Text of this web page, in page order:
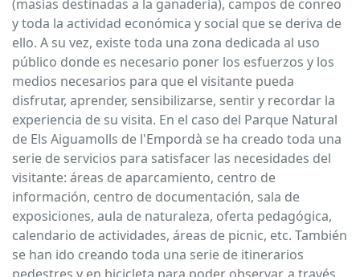
(masías destinadas a la ganadería), campos de conreo
y toda la actividad económica y social que se deriva de
ello. A su vez, existe toda una zona dedicada al uso
público donde es necesario poner los esfuerzos y los
medios necesarios para que el visitante pueda
disfrutar, aprender, sensibilizarse, sentir y recordar la
experiencia de su visita. En el caso del Parque Natural
de Els Aiguamolls de l'Empordà se ha creado toda una
serie de servicios para satisfacer las necesidades del
visitante: áreas de aparcamiento, centro de
información, centro de documentación, sala de
exposiciones, aula de naturaleza, oferta pedagógica,
calendario de actividades, áreas de picnic, etc. También
se han ido creando toda una serie de itinerarios